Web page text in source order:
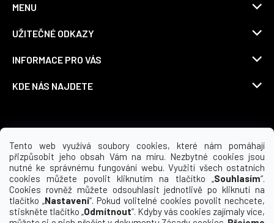
Tento web využívá soubory cookies, které nám pomáhají
přizpůsobit jeho obsah Vám na míru. Nezbytné cookies jsou
nutné ke správnému fungování webu. Využití všech ostatních
cookies můžete povolit kliknutím na tlačítko „Souhlasím“.
Cookies rovněž můžete odsouhlasit jednotlivě po kliknutí na
tlačítko „Nastavení“. Pokud volitelné cookies povolit nechcete,
stiskněte tlačítko „Odmítnout“. Kdyby vás cookies zajímaly více,
MENU
UŽITEČNÉ ODKAZY
INFORMACE PRO VÁS
KDE NÁS NAJDETE
Možnosti dopravy